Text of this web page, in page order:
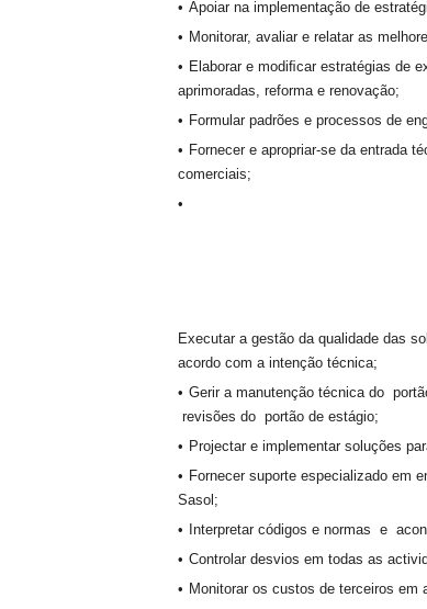
Apoiar na implementação de
Monitorar, avaliar e relatar as
Elaborar e modiﬁcar estratégias de
aprimoradas, reforma e renovação;
Formular padrões e processos de
Fornecer e apropriar-se da entrada
comerciais;
Executar a gestão da qualidade das
acordo com a intenção técnica;
Gerir a manutenção técnica do
revisões do portão de estágio;
Projectar e implementar soluções
Fornecer suporte especializado em
Sasol;
Interpretar códigos e normas e
Controlar desvios em todas as
Monitorar os custos de terceiros em